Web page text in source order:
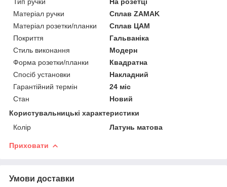
Матеріал ручки
Сплав ZAMAK
Матеріал розетки/планки
Сплав ЦАМ
Покриття
Гальваніка
Стиль виконання
Модерн
Форма розетки/планки
Квадратна
Спосіб установки
Накладний
Гарантійний термін
24 міс
Стан
Новий
Користувальницькі характеристики
Колір
Латунь матова
Приховати
Умови доставки